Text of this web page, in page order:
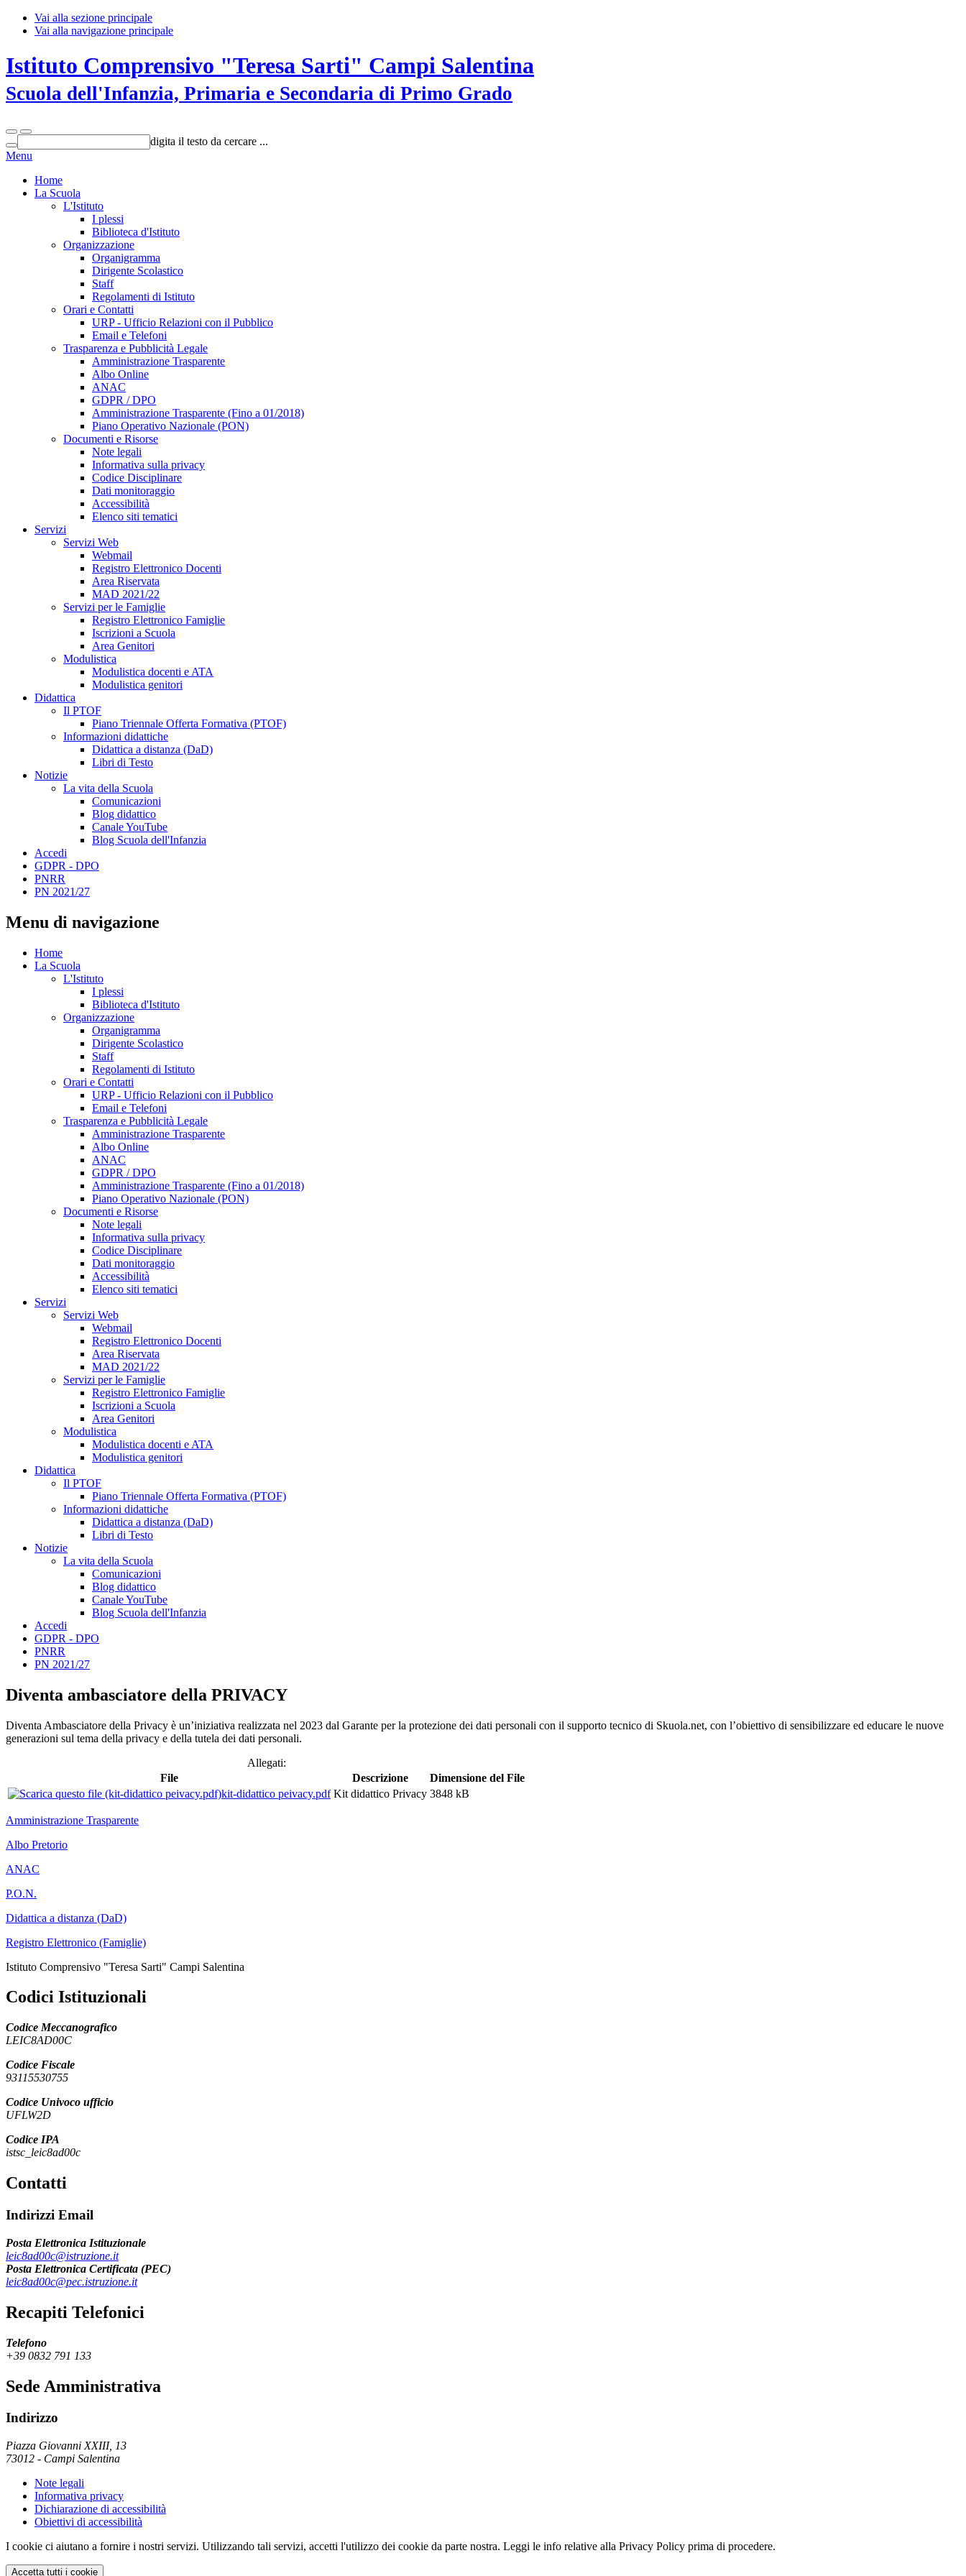
Vai alla sezione principale
Vai alla navigazione principale
Istituto Comprensivo "Teresa Sarti" Campi Salentina
Scuola dell'Infanzia, Primaria e Secondaria di Primo Grado
digita il testo da cercare ...
Menu
Home
La Scuola
L'Istituto
I plessi
Biblioteca d'Istituto
Organizzazione
Organigramma
Dirigente Scolastico
Staff
Regolamenti di Istituto
Orari e Contatti
URP - Ufficio Relazioni con il Pubblico
Email e Telefoni
Trasparenza e Pubblicità Legale
Amministrazione Trasparente
Albo Online
ANAC
GDPR / DPO
Amministrazione Trasparente (Fino a 01/2018)
Piano Operativo Nazionale (PON)
Documenti e Risorse
Note legali
Informativa sulla privacy
Codice Disciplinare
Dati monitoraggio
Accessibilità
Elenco siti tematici
Servizi
Servizi Web
Webmail
Registro Elettronico Docenti
Area Riservata
MAD 2021/22
Servizi per le Famiglie
Registro Elettronico Famiglie
Iscrizioni a Scuola
Area Genitori
Modulistica
Modulistica docenti e ATA
Modulistica genitori
Didattica
Il PTOF
Piano Triennale Offerta Formativa (PTOF)
Informazioni didattiche
Didattica a distanza (DaD)
Libri di Testo
Notizie
La vita della Scuola
Comunicazioni
Blog didattico
Canale YouTube
Blog Scuola dell'Infanzia
Accedi
GDPR - DPO
PNRR
PN 2021/27
Menu di navigazione
Home
La Scuola
L'Istituto
I plessi
Biblioteca d'Istituto
Organizzazione
Organigramma
Dirigente Scolastico
Staff
Regolamenti di Istituto
Orari e Contatti
URP - Ufficio Relazioni con il Pubblico
Email e Telefoni
Trasparenza e Pubblicità Legale
Amministrazione Trasparente
Albo Online
ANAC
GDPR / DPO
Amministrazione Trasparente (Fino a 01/2018)
Piano Operativo Nazionale (PON)
Documenti e Risorse
Note legali
Informativa sulla privacy
Codice Disciplinare
Dati monitoraggio
Accessibilità
Elenco siti tematici
Servizi
Servizi Web
Webmail
Registro Elettronico Docenti
Area Riservata
MAD 2021/22
Servizi per le Famiglie
Registro Elettronico Famiglie
Iscrizioni a Scuola
Area Genitori
Modulistica
Modulistica docenti e ATA
Modulistica genitori
Didattica
Il PTOF
Piano Triennale Offerta Formativa (PTOF)
Informazioni didattiche
Didattica a distanza (DaD)
Libri di Testo
Notizie
La vita della Scuola
Comunicazioni
Blog didattico
Canale YouTube
Blog Scuola dell'Infanzia
Accedi
GDPR - DPO
PNRR
PN 2021/27
Diventa ambasciatore della PRIVACY
Diventa Ambasciatore della Privacy è un’iniziativa realizzata nel 2023 dal Garante per la protezione dei dati personali con il supporto tecnico di Skuola.net, con l’obiettivo di sensibilizzare ed educare le nuove
generazioni sul tema della privacy e della tutela dei dati personali.
Allegati:
File
Descrizione
Dimensione del File
kit-didattico peivacy.pdf Kit didattico Privacy 3848 kB
Amministrazione Trasparente
Albo Pretorio
ANAC
P.O.N.
Didattica a distanza (DaD)
Registro Elettronico (Famiglie)
Istituto Comprensivo "Teresa Sarti" Campi Salentina
Codici Istituzionali
Codice Meccanografico
LEIC8AD00C
Codice Fiscale
93115530755
Codice Univoco ufficio
UFLW2D
Codice IPA
istsc_leic8ad00c
Contatti
Indirizzi Email
Posta Elettronica Istituzionale
leic8ad00c@istruzione.it
Posta Elettronica Certificata (PEC)
leic8ad00c@pec.istruzione.it
Recapiti Telefonici
Telefono
+39 0832 791 133
Sede Amministrativa
Indirizzo
Piazza Giovanni XXIII, 13
73012 - Campi Salentina
Note legali
Informativa privacy
Dichiarazione di accessibilità
Obiettivi di accessibilità
I cookie ci aiutano a fornire i nostri servizi. Utilizzando tali servizi, accetti l'utilizzo dei cookie da parte nostra. Leggi le info relative alla Privacy Policy prima di procedere.
Accetta tutti i cookie